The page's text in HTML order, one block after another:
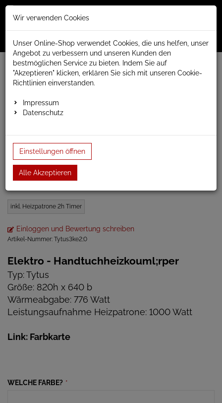
Menü
Weiter einkaufen
www.anapont.eu
elektrischer Badheizkörper
Baubreite 640mm
Elektro-Handtuchheizkörper Tytus 820 h x 640 b e2…
Elektro-Handtuchheizkörper
Tytus 820 h x 640 b e2
Farbe
inkl. Heizpatrone 2h Timer
Einloggen und Bewertung schreiben
Artikel-Nummer: Tytus3ke2;0
Elektro - Handtuchheizkouml;rper
Typ: Tytus
Größe: 820h x 640 b
Wärmeabgabe: 776 Watt
Leistungsaufnahme Heizpatrone: 1000 Watt
Link: Farbkarte
WELCHE FARBE? *
Wir verwenden Cookies
Unser Online-Shop verwendet Cookies, die uns helfen, unser
Angebot zu verbessern und unseren Kunden den
bestmöglichen Service zu bieten. Indem Sie auf
"Akzeptieren" klicken, erklären Sie sich mit unseren Cookie-
Richtlinien einverstanden.
Impressum
Datenschutz
Einstellungen öffnen
Alle Akzeptieren